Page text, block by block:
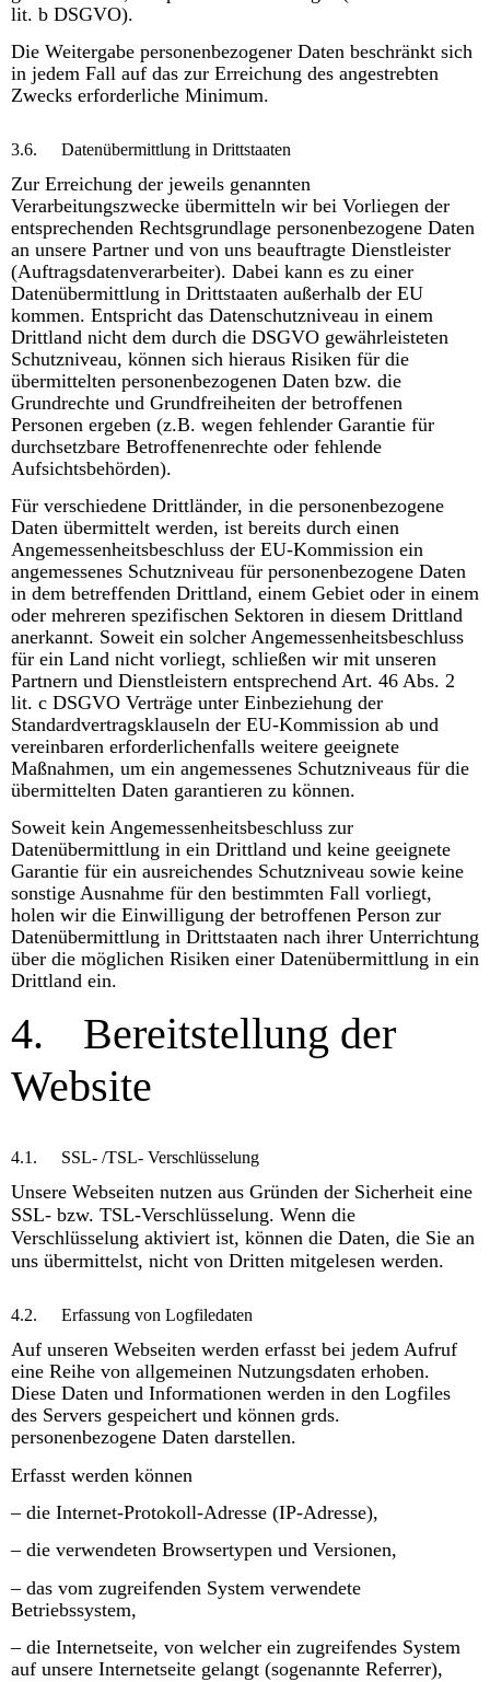
lit. b DSGVO).
Die Weitergabe personenbezogener Daten beschränkt sich
in jedem Fall auf das zur Erreichung des angestrebten
Zwecks erforderliche Minimum.
3.6. Datenübermittlung in Drittstaaten
Zur Erreichung der jeweils genannten
Verarbeitungszwecke übermitteln wir bei Vorliegen der
entsprechenden Rechtsgrundlage personenbezogene Daten
an unsere Partner und von uns beauftragte Dienstleister
(Auftragsdatenverarbeiter). Dabei kann es zu einer
Datenübermittlung in Drittstaaten außerhalb der EU
kommen. Entspricht das Datenschutzniveau in einem
Drittland nicht dem durch die DSGVO gewährleisteten
Schutzniveau, können sich hieraus Risiken für die
übermittelten personenbezogenen Daten bzw. die
Grundrechte und Grundfreiheiten der betroffenen
Personen ergeben (z.B. wegen fehlender Garantie für
durchsetzbare Betroffenenrechte oder fehlende
Aufsichtsbehörden).
Für verschiedene Drittländer, in die personenbezogene
Daten übermittelt werden, ist bereits durch einen
Angemessenheitsbeschluss der EU-Kommission ein
angemessenes Schutzniveau für personenbezogene Daten
in dem betreffenden Drittland, einem Gebiet oder in einem
oder mehreren spezifischen Sektoren in diesem Drittland
anerkannt. Soweit ein solcher Angemessenheitsbeschluss
für ein Land nicht vorliegt, schließen wir mit unseren
Partnern und Dienstleistern entsprechend Art. 46 Abs. 2
lit. c DSGVO Verträge unter Einbeziehung der
Standardvertragsklauseln der EU-Kommission ab und
vereinbaren erforderlichenfalls weitere geeignete
Maßnahmen, um ein angemessenes Schutzniveaus für die
übermittelten Daten garantieren zu können.
Soweit kein Angemessenheitsbeschluss zur
Datenübermittlung in ein Drittland und keine geeignete
Garantie für ein ausreichendes Schutzniveau sowie keine
sonstige Ausnahme für den bestimmten Fall vorliegt,
holen wir die Einwilligung der betroffenen Person zur
Datenübermittlung in Drittstaaten nach ihrer Unterrichtung
über die möglichen Risiken einer Datenübermittlung in ein
Drittland ein.
4.
Bereitstellung der
Website
4.1. SSL- /TSL- Verschlüsselung
Unsere Webseiten nutzen aus Gründen der Sicherheit eine
SSL- bzw. TSL-Verschlüsselung. Wenn die
Verschlüsselung aktiviert ist, können die Daten, die Sie an
uns übermittelst, nicht von Dritten mitgelesen werden.
4.2. Erfassung von Logfiledaten
Auf unseren Webseiten werden erfasst bei jedem Aufruf
eine Reihe von allgemeinen Nutzungsdaten erhoben.
Diese Daten und Informationen werden in den Logfiles
des Servers gespeichert und können grds.
personenbezogene Daten darstellen.
Erfasst werden können
– die Internet-Protokoll-Adresse (IP-Adresse),
– die verwendeten Browsertypen und Versionen,
– das vom zugreifenden System verwendete
Betriebssystem,
– die Internetseite, von welcher ein zugreifendes System
auf unsere Internetseite gelangt (sogenannte Referrer),